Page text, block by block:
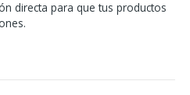
directa para que tus productos